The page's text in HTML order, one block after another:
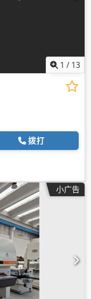
1 / 13
拨打
小广告